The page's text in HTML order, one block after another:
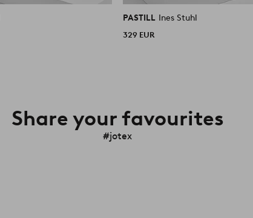
PASTILL Ines Stuhl
329 EUR
Share your favourites
#jotex